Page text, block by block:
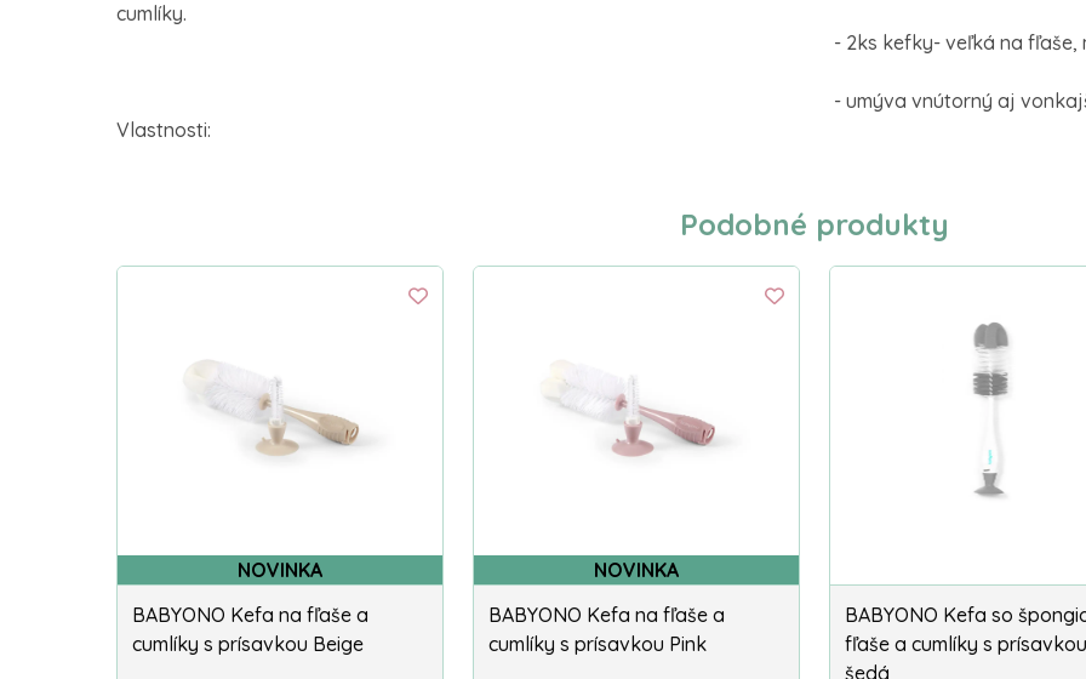
cumlíky.
Vlastnosti:
- 2ks kefky- veľká na fľaše,
- umýva vnútorný aj
Podobné produkty
NOVINKA
BABYONO Kefa na fľaše a
cumlíky s prísavkou Beige
NOVINKA
BABYONO Kefa na fľaše a
cumlíky s prísavkou Pink
BABYONO Kefa so
fľaše a cumlíky s
šedá